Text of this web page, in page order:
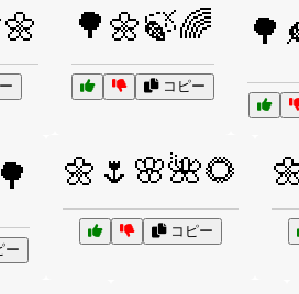
🌳🌼🍃🌈
コピー
ー
🌼🌷🌸🌺🌻
コピー